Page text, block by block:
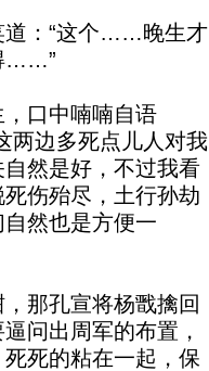
“这个……晚生才
……”
中喃喃自语
两边多死点儿人对我
然是好，不过我看
伤殆尽，土行孙劫
然也是方便一
孔宣将杨戬擒回
问出周军的布置，
死的粘在一起，保